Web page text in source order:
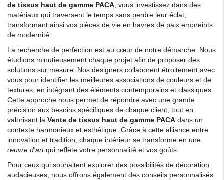
de tissus haut de gamme PACA, vous investissez dans des
matériaux qui traversent le temps sans perdre leur éclat,
transformant ainsi vos pièces de vie en havres de paix empreints
de modernité.
La recherche de perfection est au cœur de notre démarche. Nous
étudions minutieusement chaque projet afin de proposer des
solutions sur mesure. Nos designers collaborent étroitement avec
vous pour identifier les meilleures associations de couleurs et de
textures, en intégrant des éléments contemporains et classiques.
Cette approche nous permet de répondre avec une grande
précision aux besoins spécifiques de chaque client, tout en
valorisant la Vente de tissus haut de gamme PACA dans un
contexte harmonieux et esthétique. Grâce à cette alliance entre
innovation et tradition, chaque intérieur se transforme en une
œuvre d'artqui reflète votre personnalité et vos goûts.
Pour ceux qui souhaitent explorer des possibilités de décoration
audacieuses, nous offrons également des conseils personnalisés